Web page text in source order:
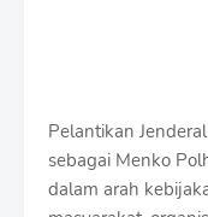
Pelantikan
sebagai Menko
dalam arah